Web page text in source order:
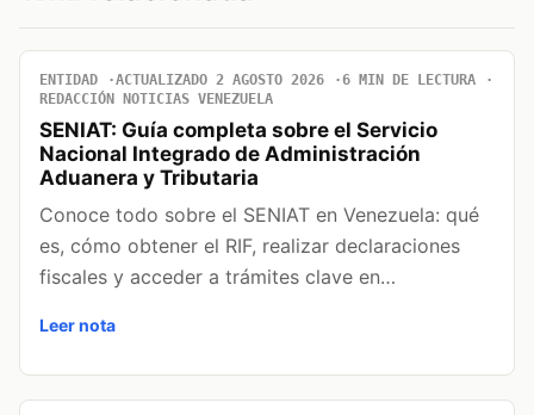
ENTIDAD ACTUALIZADO 2 AGOSTO 2026
6 MIN DE LECTURA
REDACCIÓN NOTICIAS VENEZUELA
SENIAT: Guía completa sobre el Servicio
Nacional Integrado de Administración
Aduanera y Tributaria
Conoce todo sobre el SENIAT en Venezuela: qué
es, cómo obtener el RIF, realizar declaraciones
fiscales y acceder a trámites clave en…
Leer nota